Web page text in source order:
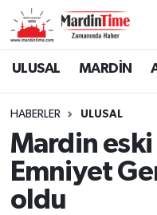
ULUSAL MARDİN
HABERLER ULUSAL
Mardin
Emniyet
oldu
Mardin Nöbetçi
Mardin Namaz
Mardin Trafik